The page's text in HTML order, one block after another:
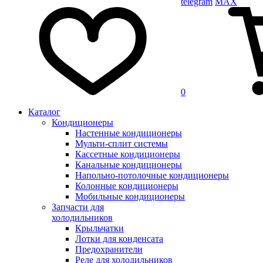
0
Каталог
Кондиционеры
Настенные кондиционеры
Мульти-сплит системы
Кассетные кондиционеры
Канальные кондиционеры
Напольно-потолочные кондиционеры
Колонные кондиционеры
Мобильные кондиционеры
Запчасти для
холодильников
Крыльчатки
Лотки для конденсата
Предохранители
Реле для холодильников